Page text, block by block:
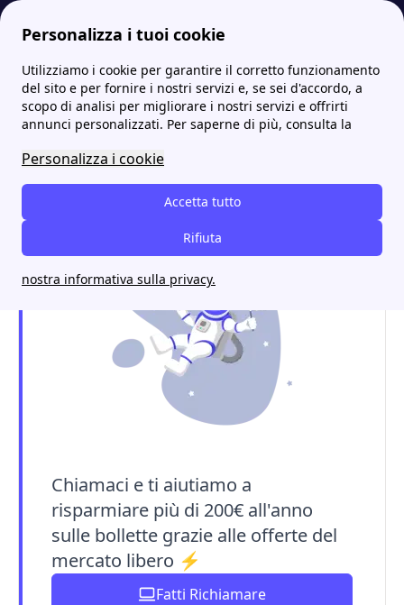
Personalizza i tuoi cookie
Utilizziamo i cookie per garantire il corretto funzionamento
del sito e per fornire i nostri servizi e, se sei d'accordo, a
scopo di analisi per migliorare i nostri servizi e offrirti
annunci personalizzati. Per saperne di più, consulta la
Personalizza i cookie
Accetta tutto
Rifiuta
nostra informativa sulla privacy.
Energia-Luce.it Tutti gli sportelli IREN: indirizzi e contatti Iren a Pescara: uffici, tariffe luce e gas e contatti utili
Iren a Pescara: uffici,
tariffe luce e gas e contatti
utili
Chiamaci e ti aiutiamo a
risparmiare più di 200€ all'anno
sulle bollette grazie alle offerte del
mercato libero ⚡
Fatti Richiamare